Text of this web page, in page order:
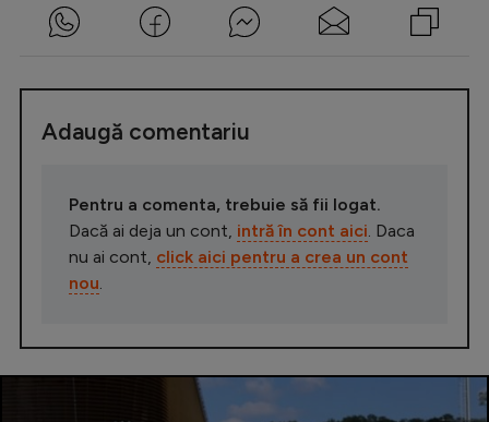
Adaugă comentariu
Pentru a comenta, trebuie să fii logat.
Dacă ai deja un cont, intră în cont aici . Daca
nu ai cont, click aici pentru a crea un cont
nou